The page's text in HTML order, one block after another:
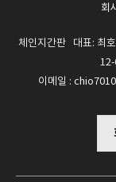
회
체인지간판 대표: 최
이메일 :